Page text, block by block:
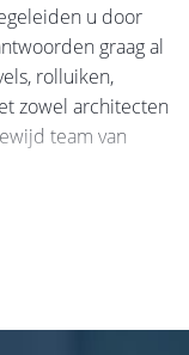
u door
graag al
rolluiken,
zowel architecten
team van